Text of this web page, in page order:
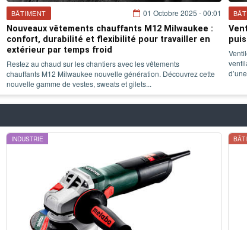
BÂTIMENT
01 Octobre 2025 - 00:01
Nouveaux vêtements chauffants M12 Milwaukee :
confort, durabilité et flexibilité pour travailler en
extérieur par temps froid
Restez au chaud sur les chantiers avec les vêtements
chauffants M12 Milwaukee nouvelle génération. Découvrez cette
nouvelle gamme de vestes, sweats et gilets...
INDUSTRIE